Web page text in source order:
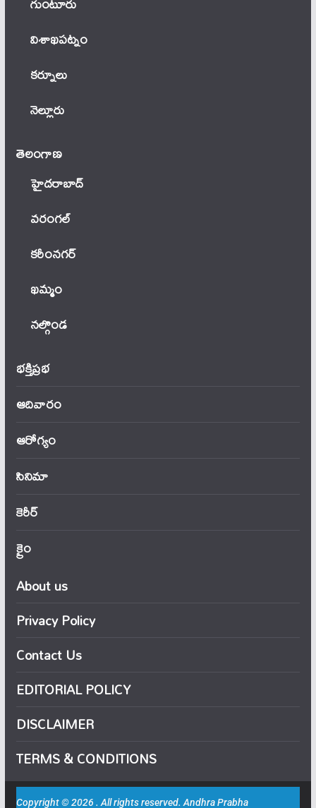
విశాఖపట్నం
కర్నూలు
నెల్లూరు
తెలంగాణ‌
హైదరాబాద్
వ‌రంగ‌ల్
కరీంనగర్
ఖ‌మ్మం
నల్గొండ
భక్తిప్రభ
ఆదివారం
ఆరోగ్యం
సినిమా
కెరీర్
క్రైం
About us
Privacy Policy
Contact Us
EDITORIAL POLICY
DISCLAIMER
TERMS & CONDITIONS
Copyright © 2026 . All rights reserved. Andhra Prabha